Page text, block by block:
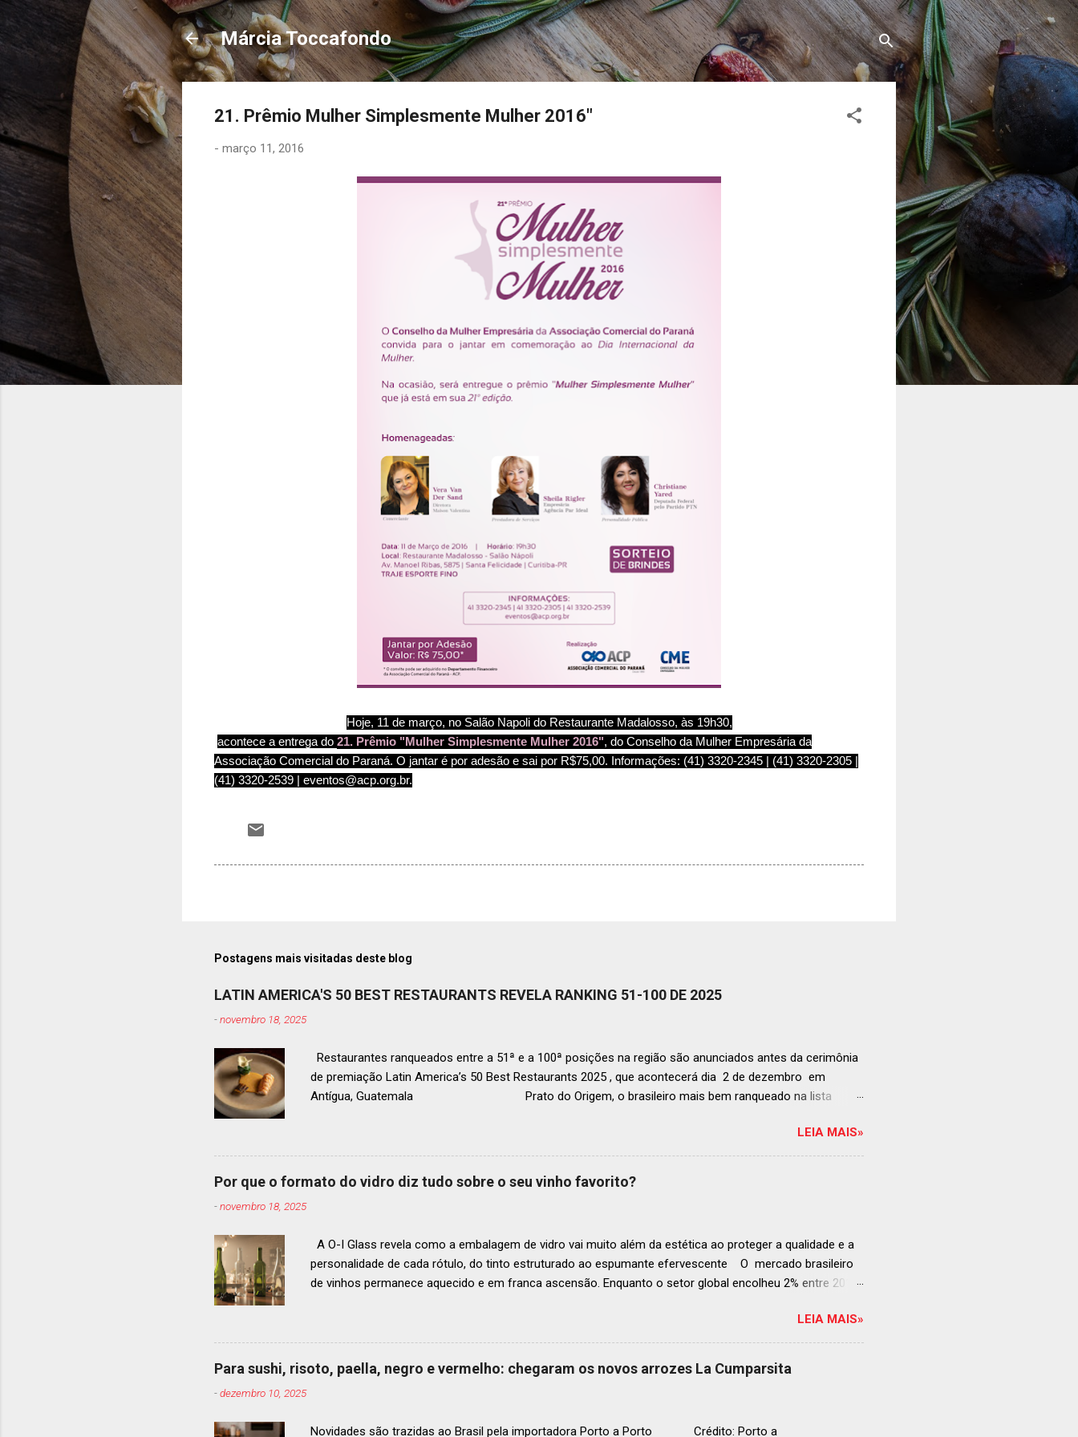
Pular para o conteúdo principal
Márcia Toccafondo
21. Prêmio Mulher Simplesmente Mulher 2016"
- março 11, 2016
Hoje, 11 de março, no Salão Napoli do Restaurante Madalosso, às 19h30,
acontece a entrega do 21. Prêmio "Mulher Simplesmente Mulher 2016", do Conselho da Mulher Empresária da
Associação Comercial do Paraná. O jantar é por adesão e sai por R$75,00. Informações: (41) 3320-2345 | (41) 3320-2305 |
(41) 3320-2539 | eventos@acp.org.br.
Postagens mais visitadas deste blog
LATIN AMERICA'S 50 BEST RESTAURANTS REVELA RANKING 51-100 DE 2025
-novembro 18, 2025
Restaurantes ranqueados entre a 51ª e a 100ª posições na região são anunciados antes da cerimônia
de premiação Latin America’s 50 Best Restaurants 2025 , que acontecerá dia 2 de dezembro em
Antígua, Guatemala Prato do Origem, o brasileiro mais bem ranqueado na lista
ranqueados nas posições No.51 a No.100,em celebração ao panorama vibrante e diversificado da
gastronomia de toda a região. A lista expandida demonstra o empenho da organização em reconhecer
um espectro mais amplo de talentos gastronômicos e prepara o palco para a grande revelação da
LEIA MAIS»
Por que o formato do vidro diz tudo sobre o seu vinho favorito?
-novembro 18, 2025
A O-I Glass revela como a embalagem de vidro vai muito além da estética ao proteger a qualidade e a
personalidade de cada rótulo, do tinto estruturado ao espumante efervescente O mercado brasileiro
de vinhos permanece aquecido e em franca ascensão. Enquanto o setor global encolheu 2% entre 2019
até 2029, de acordo com a consultoria Euromonitor. É neste cenário de taças cheias e expansão
contínua que a O-I Glass, líder mundial na fabricação de embalagens de vidro, se posiciona como
parceira essencial da indústria e consumidores e desvenda o segredo por trás da embalagem perfeita
para cada tipo de vinho. Se você pensava que garrafa de vinho era tudo igual, prepare-se para
LEIA MAIS»
Para sushi, risoto, paella, negro e vermelho: chegaram os novos arrozes La Cumparsita
-dezembro 10, 2025
Novidades são trazidas ao Brasil pela importadora Porto a Porto Crédito: Porto a